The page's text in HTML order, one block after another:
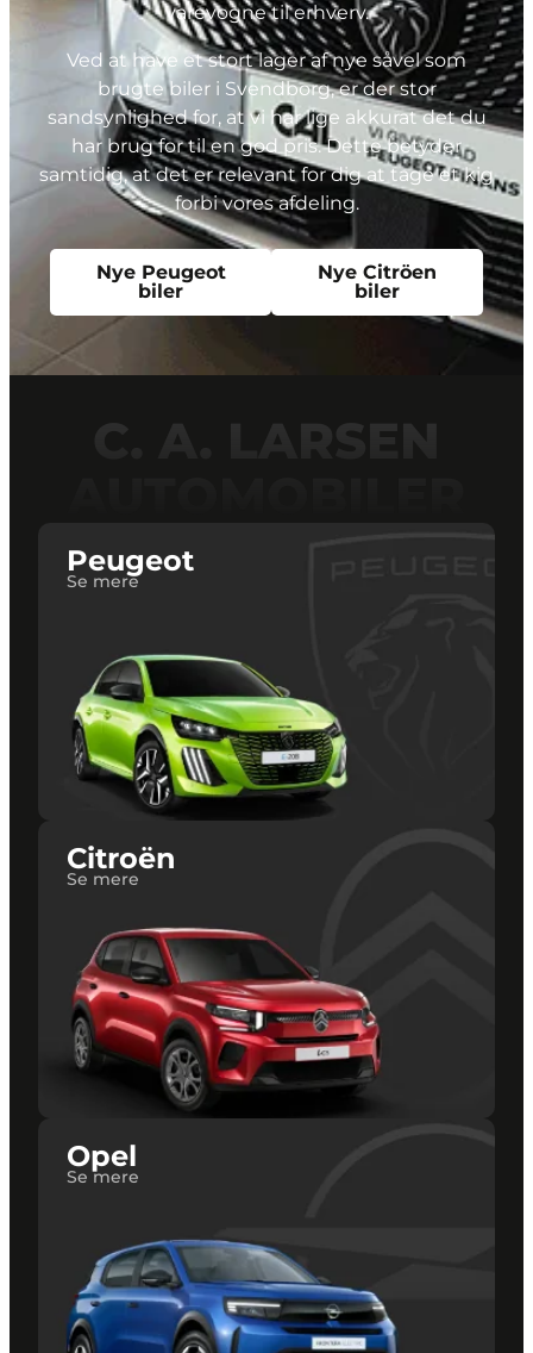
varevogne til erhverv.
Ved at have et stort lager af nye såvel som
brugte biler i Svendborg, er der stor
sandsynlighed for, at vi har lige akkurat det du
har brug for til en god pris. Dette betyder
samtidig, at det er relevant for dig at tage et kig
forbi vores afdeling.
Nye Peugeot
biler
Nye Citröen
biler
C. A. LARSEN
Peugeot
Se mere
Citroën
Se mere
Opel
Se mere